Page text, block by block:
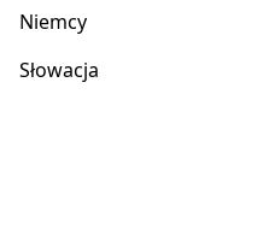
Niemcy
Słowacja